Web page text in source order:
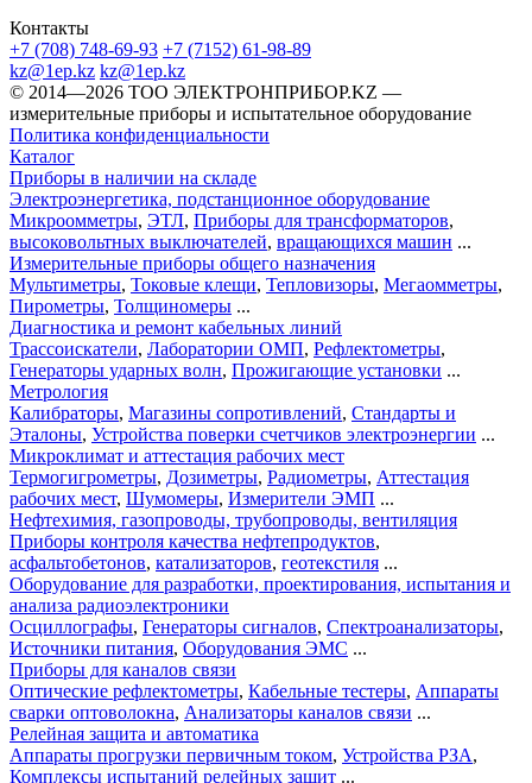
Контакты
+7 (708) 748-69-93 +7 (7152) 61-98-89
kz@1ep.kz kz@1ep.kz
©️ 2014—2026 ТОО ЭЛЕКТРОНПРИБОР.KZ —
измерительные приборы и испытательное оборудование
Политика конфиденциальности
Каталог
Приборы в наличии на складе
Электроэнергетика, подстанционное оборудование
Микроомметры, ЭТЛ, Приборы для трансформаторов,
высоковольтных выключателей, вращающихся машин ...
Измерительные приборы общего назначения
Мультиметры, Токовые клещи, Тепловизоры, Мегаомметры,
Пирометры, Толщиномеры ...
Диагностика и ремонт кабельных линий
Трассоискатели, Лаборатории ОМП, Рефлектометры,
Генераторы ударных волн, Прожигающие установки ...
Метрология
Калибраторы, Магазины сопротивлений, Стандарты и
Эталоны, Устройства поверки счетчиков электроэнергии ...
Микроклимат и аттестация рабочих мест
Термогигрометры, Дозиметры, Радиометры, Аттестация
рабочих мест, Шумомеры, Измерители ЭМП ...
Нефтехимия, газопроводы, трубопроводы, вентиляция
Приборы контроля качества нефтепродуктов,
асфальтобетонов, катализаторов, геотекстиля ...
Оборудование для разработки, проектирования, испытания и
анализа радиоэлектроники
Осциллографы, Генераторы сигналов, Спектроанализаторы,
Источники питания, Оборудования ЭМС ...
Приборы для каналов связи
Оптические рефлектометры, Кабельные тестеры, Аппараты
сварки оптоволокна, Анализаторы каналов связи ...
Релейная защита и автоматика
Аппараты прогрузки первичным током, Устройства РЗА,
Комплексы испытаний релейных защит ...